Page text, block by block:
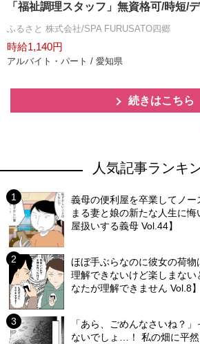
「福祉調理スタッフ」無資格可/時短/
ふるさと 株式会社/SPA FURUSATO四郷
時給1,140円
アルバイト・パート / 愛知県
続きはこちら
人気記事ランキ
義母の便利屋を卒業してノ
まる妻と娘の新たな人生に悔
屋扱いする義母 Vol.44】
ほぼ手ぶらなのに彼女の荷
理解できないけど楽しまな
なたが理解できません Vol.8】
「あら、ごめんなさいね？
ないでしょ…！ 私の畑に平